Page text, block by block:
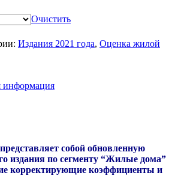
Очистить
Издания 2021 года, Оценка жилой
информация
собой обновленную
издания по сегменту “Жилые дома”
корректирующие коэффициенты и